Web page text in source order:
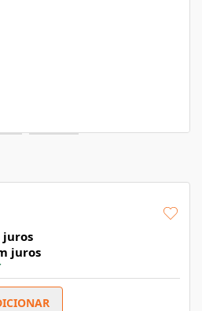
juros
juros